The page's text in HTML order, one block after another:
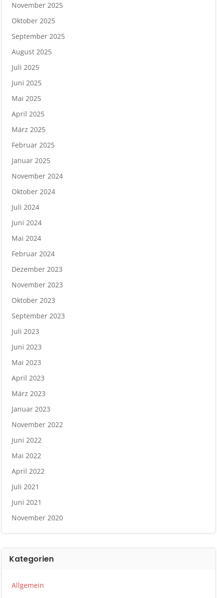
November 2025
Oktober 2025
September 2025
August 2025
Juli 2025
Juni 2025
Mai 2025
April 2025
März 2025
Februar 2025
Januar 2025
November 2024
Oktober 2024
Juli 2024
Juni 2024
Mai 2024
Februar 2024
Dezember 2023
November 2023
Oktober 2023
September 2023
Juli 2023
Juni 2023
Mai 2023
April 2023
März 2023
Januar 2023
November 2022
Juni 2022
Mai 2022
April 2022
Juli 2021
Juni 2021
November 2020
Kategorien
Allgemein